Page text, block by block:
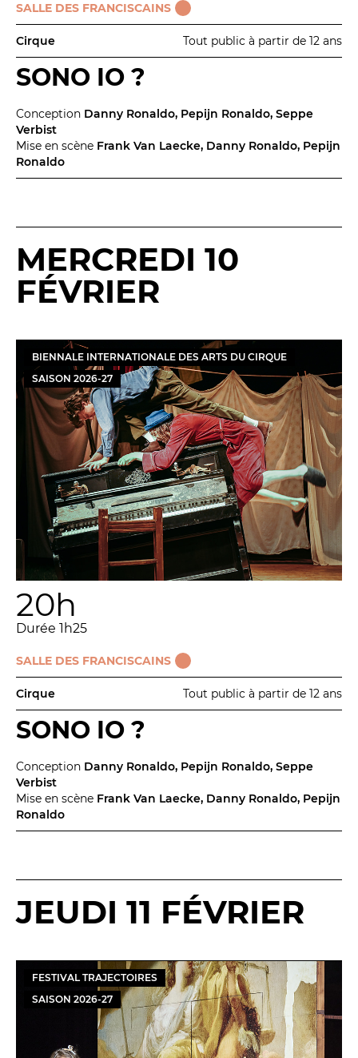
SALLE DES FRANCISCAINS
Cirque Tout public à partir de 12 ans
SONO IO ?
Conception Danny Ronaldo, Pepijn Ronaldo, Seppe
Verbist
Mise en scène Frank Van Laecke, Danny Ronaldo, Pepijn
Ronaldo
MERCREDI 10
FÉVRIER
BIENNALE INTERNATIONALE DES ARTS DU CIRQUE
SAISON 2026-27
20h
Durée 1h25
SALLE DES FRANCISCAINS
Cirque Tout public à partir de 12 ans
SONO IO ?
Conception Danny Ronaldo, Pepijn Ronaldo, Seppe
Verbist
Mise en scène Frank Van Laecke, Danny Ronaldo, Pepijn
Ronaldo
JEUDI 11 FÉVRIER
FESTIVAL TRAJECTOIRES
SAISON 2026-27